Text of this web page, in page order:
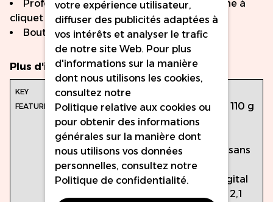
Profondeur d'aiguille réglable avec système à
cliquet
Boutons en silicone conducteurs
Plus d'infos
Caractéristiques
principales :
Poids : environ 110 g
(3,9 oz)
Pack batterie
détachable et sans
fil
Écran OLED digital
Frappe fixe de 2,1
votre expérience utilisateur,
diffuser des publicités adaptées à
vos intérêts et analyser le trafic
de notre site Web. Pour plus
d'informations sur la manière
dont nous utilisons les cookies,
consultez notre
Politique relative aux cookies ou
pour obtenir des informations
générales sur la manière dont
nous utilisons vos données
personnelles, consultez notre
Politique de confidentialité.